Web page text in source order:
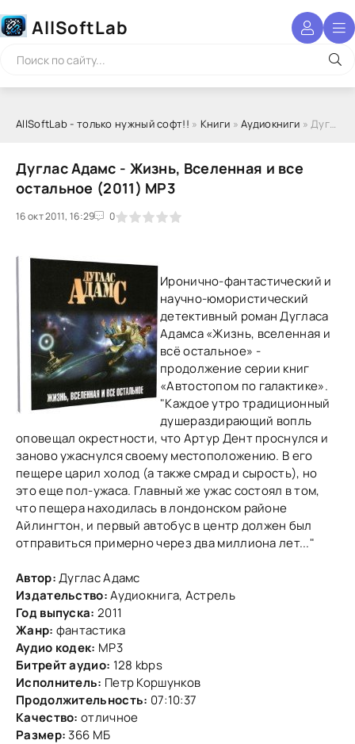
AllSoftLab
AllSoftLab - только нужный софт!! » Книги »Аудиокниги » Дуглас Адамс - Жизнь, Вселенная и все остальное (2011) МР3
Дуглас Адамс - Жизнь, Вселенная и все
остальное (2011) МР3
16 окт 2011, 16:29 0
1 2 3 4 5
Иронично-фантастический и
научно-юмористический
детективный роман Дугласа
Адамса «Жизнь, вселенная и
всё остальное» -
продолжение серии книг
«Автостопом по галактике».
"Каждое утро традиционный
душераздирающий вопль
оповещал окрестности, что Артур Дент проснулся и
заново ужаснулся своему местоположению. В его
пещере царил холод (а также смрад и сырость), но
это еще пол-ужаса. Главный же ужас состоял в том,
что пещера находилась в лондонском районе
Айлингтон, и первый автобус в центр должен был
отправиться примерно через два миллиона лет..."
Автор:Дуглас Адамс
Издательство:Аудиокнига, Астрель
Год выпуска: 2011
Жанр: фантастика
Аудио кодек: MP3
Битрейт аудио: 128 kbps
Исполнитель: Петр Коршунков
Продолжительность: 07:10:37
Качество: отличное
Размер: 366 МБ